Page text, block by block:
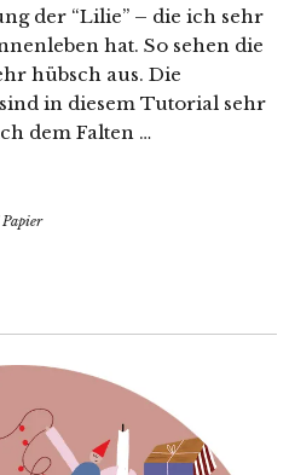
der “Lilie” – die ich sehr
hat. So sehen die
hübsch aus. Die
in diesem Tutorial sehr
dem Falten …
Papier